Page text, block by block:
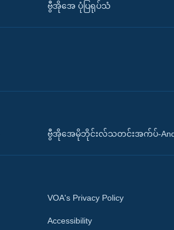
ဗွီအိုအေ ပုံပြရုပ်သံ
ဗွီအိုအေမိုဘိုင်းလ်သတင်းအက်ပ်-
VOA's Privacy Policy
Accessibility